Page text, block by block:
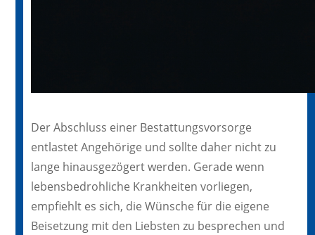
Der Abschluss einer Bestattungsvorsorge
entlastet Angehörige und sollte daher nicht zu
lange hinausgezögert werden. Gerade wenn
lebensbedrohliche Krankheiten vorliegen,
empfiehlt es sich, die Wünsche für die eigene
Beisetzung mit den Liebsten zu besprechen und